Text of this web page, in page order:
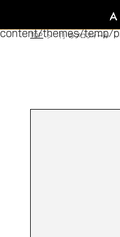
: Trying to
/home/xs762946/club-
content/themes/temp/
TOP 「」のプロフィール